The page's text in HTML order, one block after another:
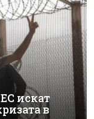
искат
в